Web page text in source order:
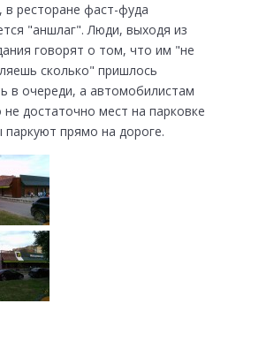
в ресторане фаст-фуда
"аншлаг". Люди, выходя из
говорят о том, что им "не
сколько" пришлось
в очереди, а автомобилистам
не достаточно мест на парковке
прямо на дороге.